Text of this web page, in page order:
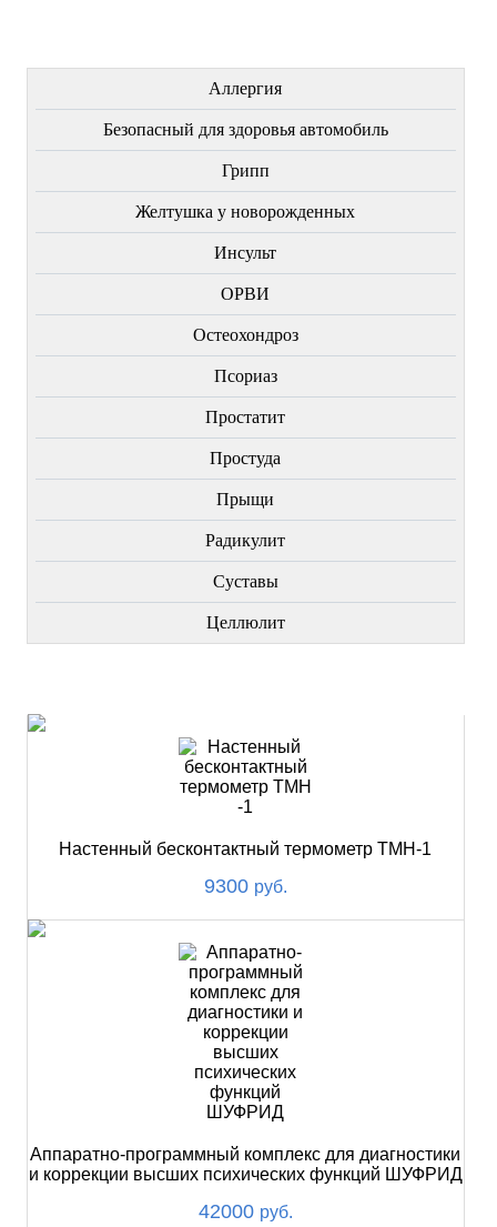
Аллергия
Безопасный для здоровья автомобиль
Грипп
Желтушка у новорожденных
Инсульт
ОРВИ
Остеохондроз
Пcориаз
Простатит
Простуда
Прыщи
Радикулит
Суставы
Целлюлит
Настенный бесконтактный термометр ТМН-1
9300 руб.
Аппаратно-программный комплекс для диагностики
и коррекции высших психических функций ШУФРИД
42000 руб.